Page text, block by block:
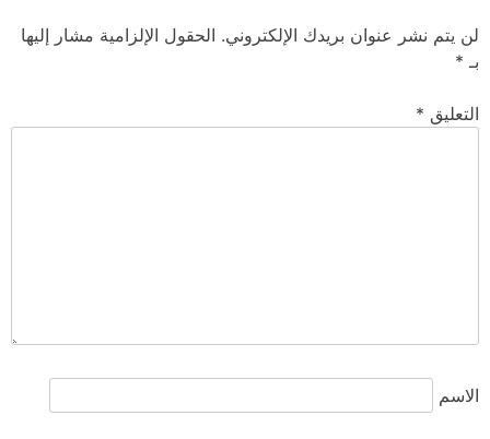
لن يتم نشر عنوان بريدك الإلكتروني. الحقول الإلزامية مشار إليها
بـ *
التعليق *
الاسم